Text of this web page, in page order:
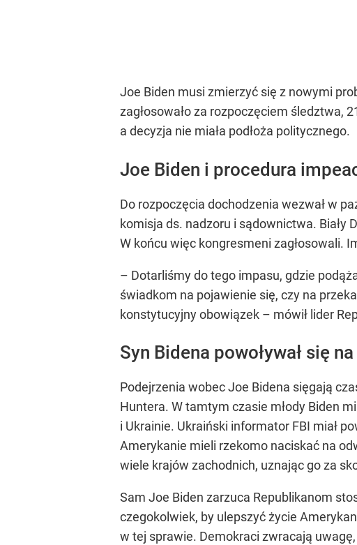
Joe Biden musi zmierzyć się z nowymi
zagłosowało za rozpoczęciem śledztwa,
a decyzja nie miała podłoża politycznego.
Joe Biden i procedura
Do rozpoczęcia dochodzenia wezwał w
komisja ds. nadzoru i sądownictwa. Biały
W końcu więc kongresmeni zagłosowali.
– Dotarliśmy do tego impasu, gdzie
świadkom na pojawienie się, czy na
konstytucyjny obowiązek – mówił lider
Syn Bidena powoływał się
Podejrzenia wobec Joe Bidena sięgają
Huntera. W tamtym czasie młody Biden
i Ukrainie. Ukraiński informator FBI miał
Amerykanie mieli rzekomo naciskać na
wiele krajów zachodnich, uznając go za
Sam Joe Biden zarzuca Republikanom
czegokolwiek, by ulepszyć życie
w tej sprawie. Demokraci zwracają